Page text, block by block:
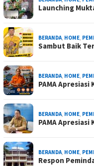
Launching
BERANDA, HOME,
Sambut Baik
BERANDA, HOME,
PAMA
BERANDA, HOME,
PAMA
BERANDA, HOME,
Respon